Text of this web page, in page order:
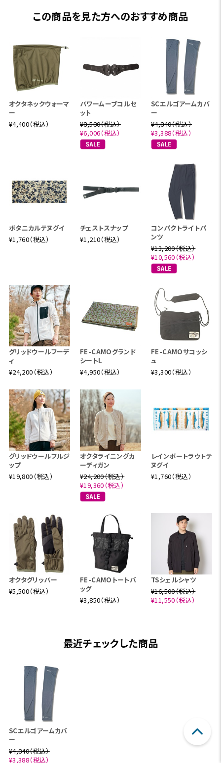
スコーロン®は、洗濯耐久性を飛躍的に向上させた画期
的な防虫素材。初期性能で90%以上、洗濯20回後でも8
0%以上の防虫効果を維持します。(アース製薬社内測定
スコーロン®は、紫外線領域でのUVカット効果がありま
す。 したがって、防虫だけでなく、激しい発汗運動や強い
日差しの中での着用にも適しています。
この商品を見た方へのおすすめ商品
オクタネックウォーマ
ー
¥4,400（税込）
パワームーブコルセ
ット
¥8,580（税込）
¥6,006（税込）
SCエルゴアームカバ
ー
¥4,840（税込）
¥3,388（税込）
ボタニカルテヌグイ
¥1,760（税込）
チェストスナップ
¥1,210（税込）
コンパクトライトパ
ンツ
¥13,200（税込）
¥10,560（税込）
グリッドウールフーデ
ィ
¥24,200（税込）
FE-CAMOグランド
シートL
¥4,950（税込）
FE-CAMOサコッシ
ュ
¥3,300（税込）
グリッドウールフルジ
ップ
¥19,800（税込）
オクタライニングカ
ーディガン
¥24,200（税込）
¥19,360（税込）
レインボートラウトテ
ヌグイ
¥1,760（税込）
オクタグリッパー
¥5,500（税込）
FE-CAMOトートバ
ッグ
¥3,850（税込）
TSシェルシャツ
¥16,500（税込）
¥11,550（税込）
最近チェックした商品
SCエルゴアームカバ
ー
¥4,840（税込）
¥3,388（税込）